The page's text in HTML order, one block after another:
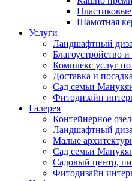
Шамотная
Услуги
Ландшафтный
Благоустройство
Комплекс услуг по
Доставка и
Сад семьи
Фитодизайн
Галерея
Контейнерное
Ландшафтный
Малые
Сад семьи
Садовый центр,
Фитодизайн